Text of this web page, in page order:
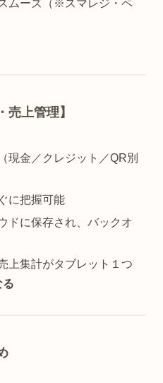
ムーズ（※スマレジ・ペ
売上管理】
現金／クレジット／QR別
に把握可能
ドに保存され、バックオ
上集計がタブレット１つ
る